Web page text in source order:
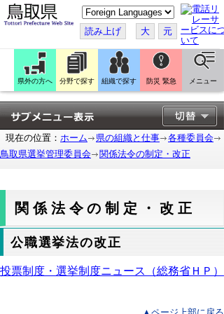
こ
の
ペ
ー
ジ
翻
訳
す
る
読み上げ 大 元
県外の方へ 分野で探す 組織で探す 防災 緊急 メニュー
現在の位置： ホーム 県の組織と仕事
各種委員会
鳥取県選挙管理委員会
関係法令の制定・改正
関係法令の制定・改正
公職選挙法の改正
投票制度・選挙制度ニュース（総務省ＨＰ）